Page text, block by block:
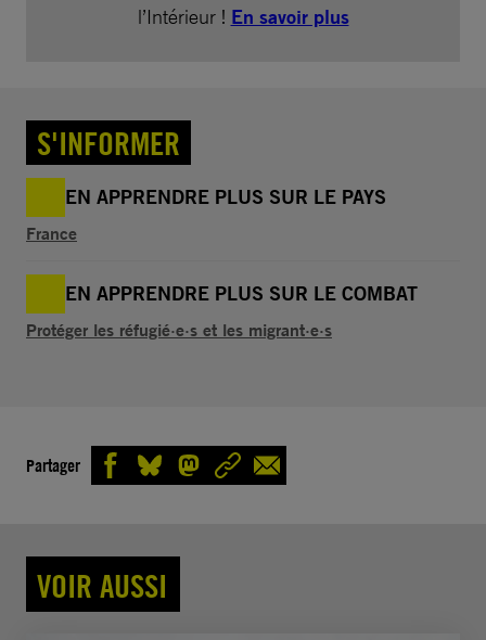
l’Intérieur ! En savoir plus
S'INFORMER
EN APPRENDRE PLUS SUR LE PAYS
France
EN APPRENDRE PLUS SUR LE COMBAT
Protéger les réfugié·e·s et les migrant·e·s
Partager
VOIR AUSSI